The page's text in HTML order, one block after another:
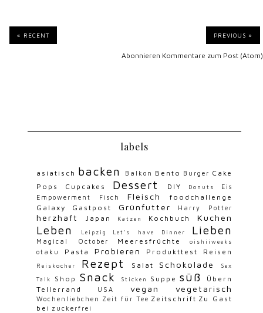
« RECENT PREVIOUS »
Abonnieren Kommentare zum Post (Atom)
labels
asiatisch backen Balkon Bento Burger Cake
Pops
Cupcakes Dessert DIY Donuts
Eis
Empowerment
Fisch Fleisch
foodchallenge
Galaxy
Gastpost Grünfutter Harry Potter
herzhaft Japan Katzen Kochbuch Kuchen
Leben Leipzig Let's have Dinner Lieben
Magical October Meeresfrüchte oishiiweeks
otaku Pasta Probieren Produkttest Reisen
Reiskocher Rezept Salat Schokolade Sex
Talk Shop Snack Sticken Suppe süß
Übern
Tellerrand
USA vegan vegetarisch
Wochenliebchen Zeit für Tee Zeitschrift Zu Gast
bei zuckerfrei